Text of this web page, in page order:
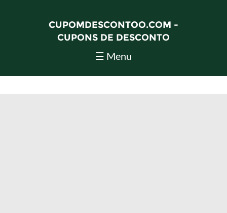
CUPOMDESCONTOO.COM -
CUPONS DE DESCONTO
☰ Menu